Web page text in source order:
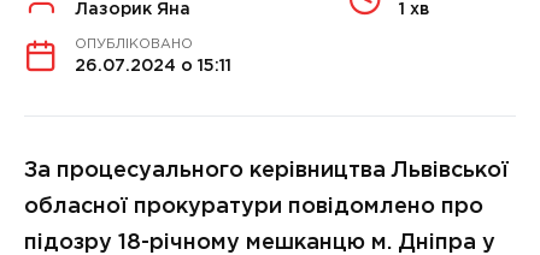
Лазорик Яна 1 хв
ОПУБЛІКОВАНО
26.07.2024 о 15:11
За процесуального керівництва Львівської
обласної прокуратури повідомлено про
підозру 18-річному мешканцю м. Дніпра у